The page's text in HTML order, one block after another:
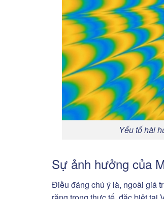
Yếu tố hài
Sự ảnh hưởng của
Điều đáng chú ý là, ngoài giá